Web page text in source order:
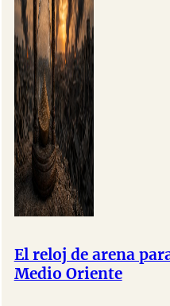
El reloj de arena
Medio Oriente